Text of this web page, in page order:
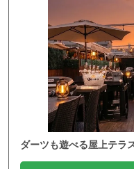
ダーツも遊べる屋上テラ